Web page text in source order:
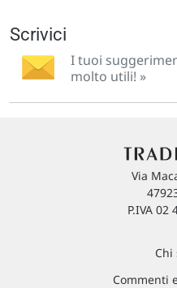
Scrivici
I tuoi
molto utili! »
Via
P.IVA 02
Chi
Commenti